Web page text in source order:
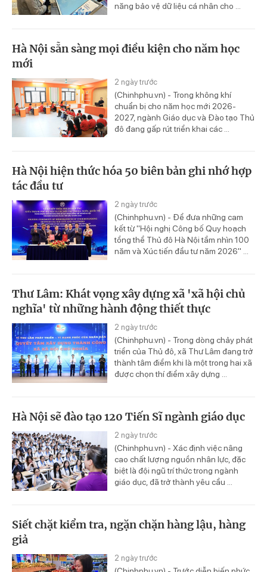
năng bảo vệ dữ liệu cá nhân cho ...
Hà Nội sẵn sàng mọi điều kiện cho năm học
mới
2 ngày trước
(Chinhphu.vn) - Trong không khí
chuẩn bị cho năm học mới 2026-
2027, ngành Giáo dục và Đào tạo Thủ
đô đang gấp rút triển khai các ...
Hà Nội hiện thức hóa 50 biên bản ghi nhớ hợp
tác đầu tư
2 ngày trước
(Chinhphu.vn) - Để đưa những cam
kết từ "Hội nghị Công bố Quy hoạch
tổng thể Thủ đô Hà Nội tầm nhìn 100
năm và Xúc tiến đầu tư năm 2026" ...
Thư Lâm: Khát vọng xây dựng xã 'xã hội chủ
nghĩa' từ những hành động thiết thực
2 ngày trước
(Chinhphu.vn) - Trong dòng chảy phát
triển của Thủ đô, xã Thư Lâm đang trở
thành tâm điểm khi là một trong hai xã
được chọn thí điểm xây dựng ...
Hà Nội sẽ đào tạo 120 Tiến Sĩ ngành giáo dục
2 ngày trước
(Chinhphu.vn) - Xác định việc nâng
cao chất lượng nguồn nhân lực, đặc
biệt là đội ngũ trí thức trong ngành
giáo dục, đã trở thành yêu cầu ...
Siết chặt kiểm tra, ngặn chặn hàng lậu, hàng
giả
2 ngày trước